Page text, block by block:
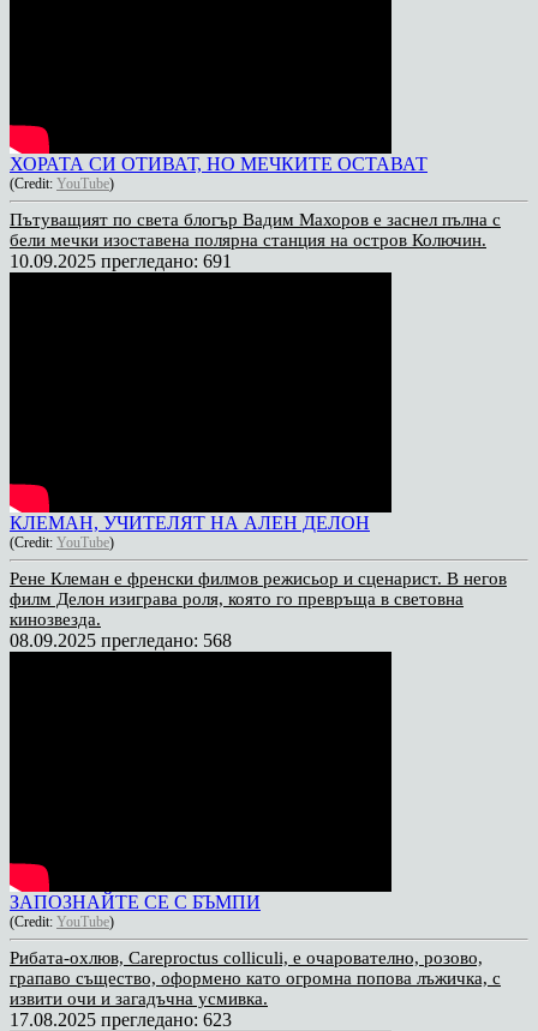
ХОРАТА СИ ОТИВАТ, НО МЕЧКИТЕ ОСТАВАТ
(Credit: YouTube)
Пътуващият по света блогър Вадим Махоров е заснел пълна с
бели мечки изоставена полярна станция на остров Колючин.
10.09.2025 прегледано: 691
КЛЕМАН, УЧИТЕЛЯТ НА АЛЕН ДЕЛОН
(Credit: YouTube)
Рене Клеман е френски филмов режисьор и сценарист. В негов
филм Делон изиграва роля, която го превръща в световна
кинозвезда.
08.09.2025 прегледано: 568
ЗАПОЗНАЙТЕ СЕ С БЪМПИ
(Credit: YouTube)
Рибата-охлюв, Careproctus colliculi, е очарователно, розово,
грапаво същество, оформено като огромна попова лъжичка, с
извити очи и загадъчна усмивка.
17.08.2025 прегледано: 623